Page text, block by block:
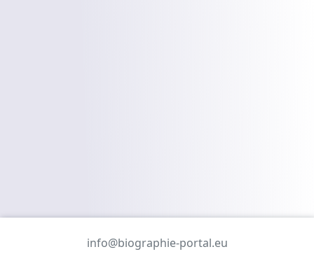
info@biographie-portal.eu